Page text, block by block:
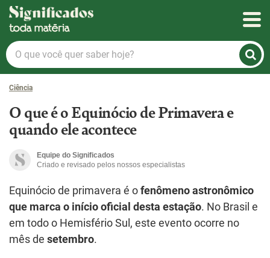
Significados
O
que
você
quer
saber
hoje?
Ciência
O que é o Equinócio de Primavera e
quando ele acontece
Equipe do Significados
Criado e revisado pelos nossos especialistas
Equinócio de primavera é o fenômeno astronômico
que marca o início oficial desta estação. No Brasil e
em todo o Hemisfério Sul, este evento ocorre no
mês de setembro.